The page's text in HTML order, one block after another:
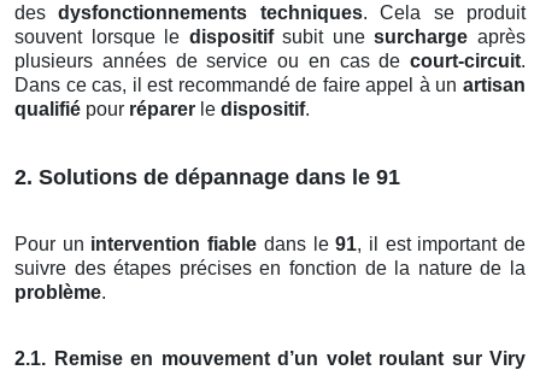
desdysfonctionnements techniques. Cela se produit
souvent lorsque le dispositifsubit unesurcharge après
plusieurs années de service ou en cas de court-circuit.
Dans ce cas, il est recommandé de faire appel à un artisan
qualifié pour réparer le dispositif.
2. Solutions de dépannage dans le 91
Pour un intervention fiable dans le91, il est important de
suivre des étapes précises en fonction de la nature de la
problème.
2.1. Remise en mouvement d’un volet roulant sur Viry